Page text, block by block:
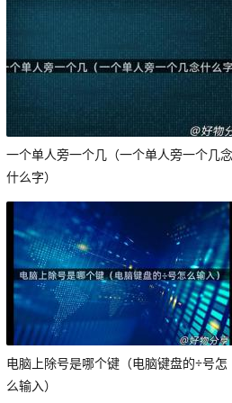
一个单人旁一个几（一个单人旁一个几念
什么字）
电脑上除号是哪个键（电脑键盘的÷号怎
么输入）